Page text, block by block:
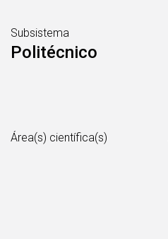
Subsistema
Politécnico
Área(s) científica(s)